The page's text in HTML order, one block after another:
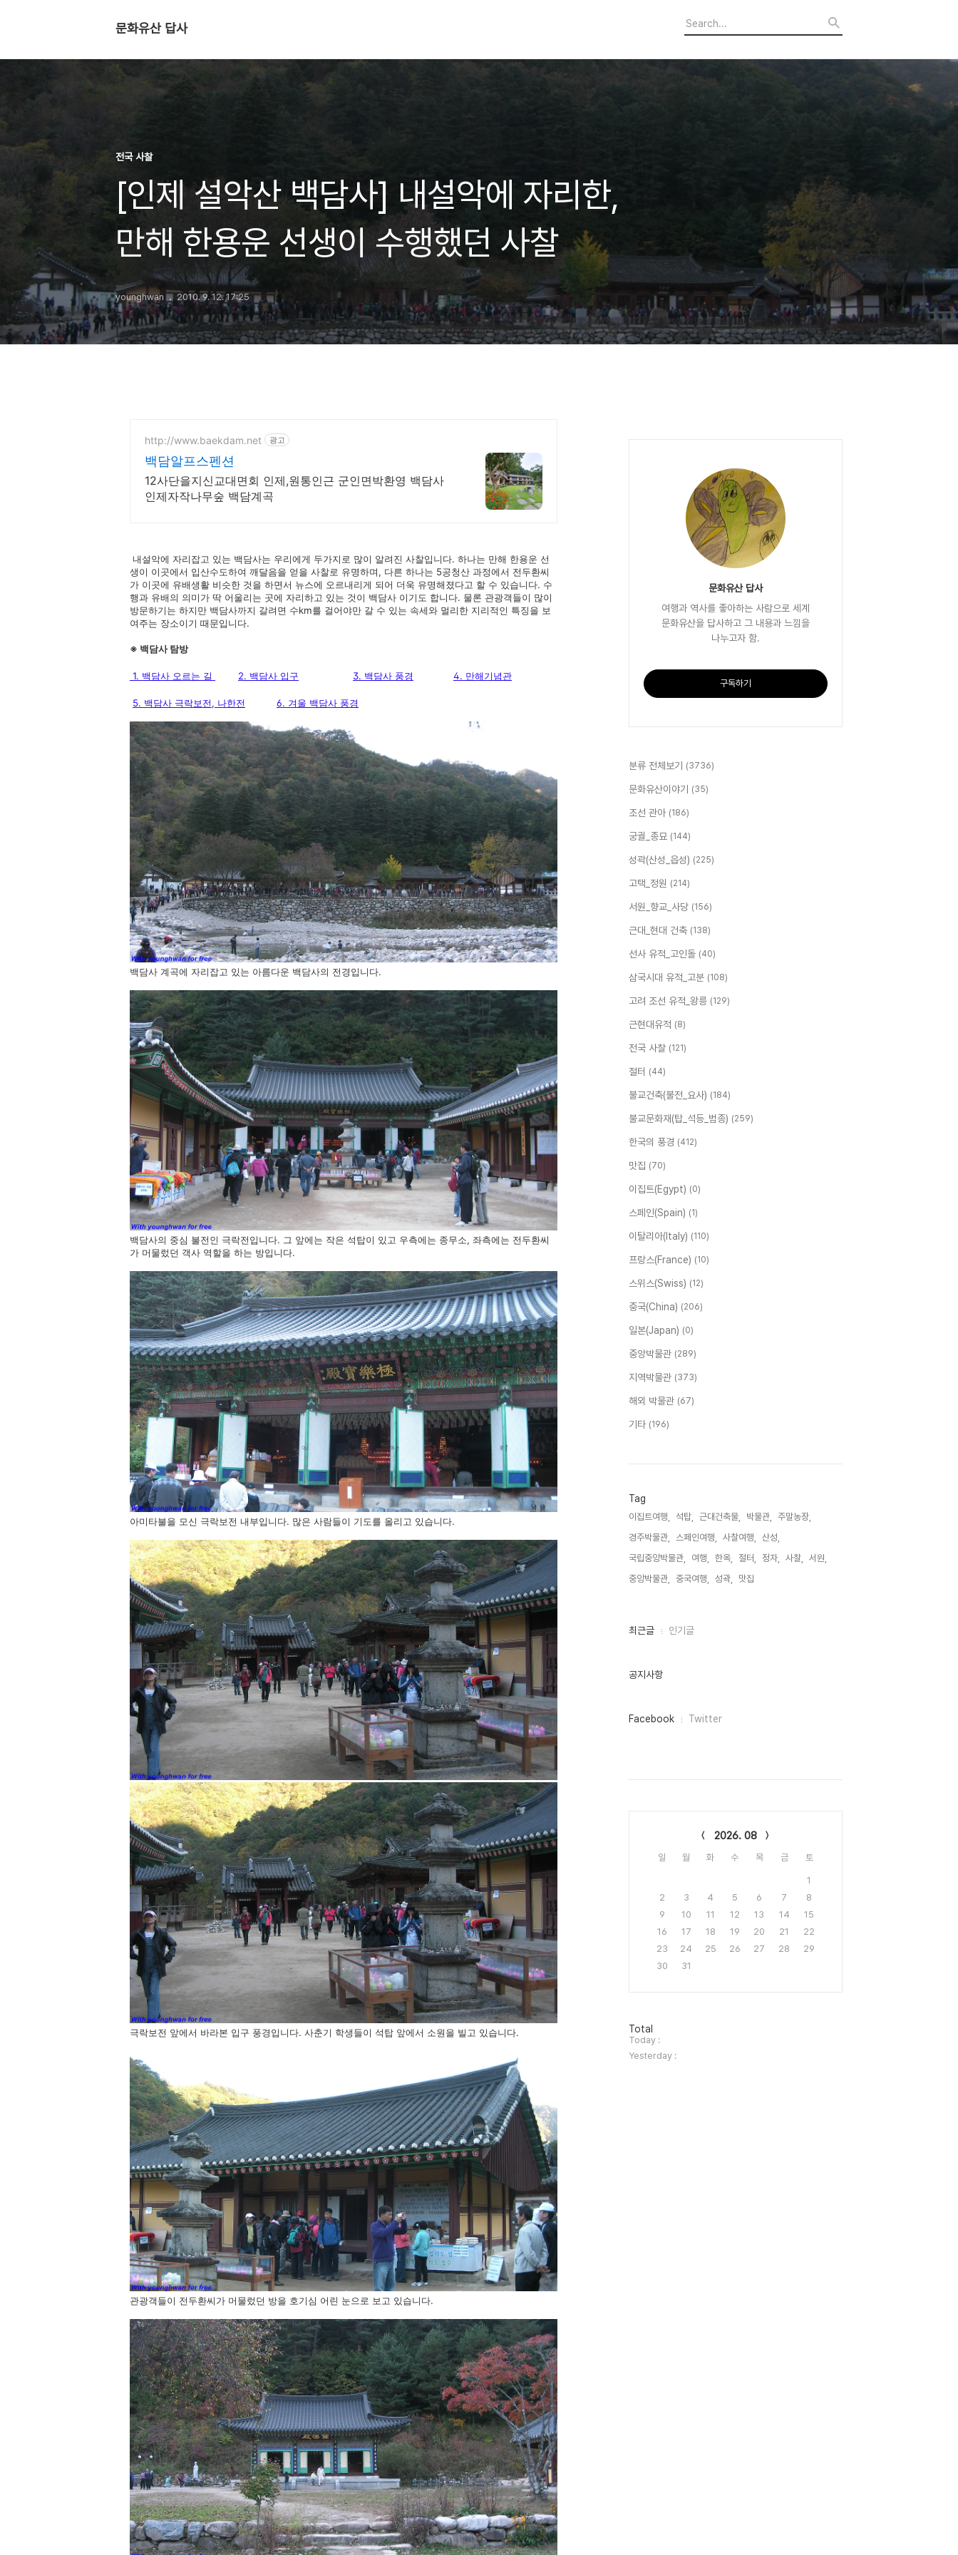
문화유산 답사
전국 사찰
[인제 설악산 백담사] 내설악에 자리한,
만해 한용운 선생이 수행했던 사찰
younghwan 2010. 9. 12. 17:25
http://www.baekdam.net 광고
백담알프스펜션
12사단을지신교대면회 인제,원통인근 군인면박환영 백담사
인제자작나무숲 백담계곡
내설악에 자리잡고 있는 백담사는 우리에게 두가지로 많이 알려진 사찰입니다. 하나는 만해 한용운 선
생이 이곳에서 입산수도하여 깨달음을 얻을 사찰로 유명하며, 다른 하나는 5공청산 과정에서 전두환씨
가 이곳에 유배생활 비슷한 것을 하면서 뉴스에 오르내리게 되어 더욱 유명해졌다고 할 수 있습니다. 수
행과 유배의 의미가 딱 어울리는 곳에 자리하고 있는 것이 백담사 이기도 합니다. 물론 관광객들이 많이
방문하기는 하지만 백담사까지 갈려면 수km를 걸어야만 갈 수 있는 속세와 멀리한 지리적인 특징을 보
여주는 장소이기 때문입니다.
※ 백담사 탐방
1. 백담사 오르는 길 2. 백담사 입구 3. 백담사 풍경 4. 만해기념관
5. 백담사 극락보전, 나한전 6. 겨울 백담사 풍경
백담사 계곡에 자리잡고 있는 아름다운 백담사의 전경입니다.
백담사의 중심 불전인 극락전입니다. 그 앞에는 작은 석탑이 있고 우측에는 종무소, 좌측에는 전두환씨
가 머물렀던 객사 역할을 하는 방입니다.
아미타불을 모신 극락보전 내부입니다. 많은 사람들이 기도를 올리고 있습니다.
극락보전 앞에서 바라본 입구 풍경입니다. 사춘기 학생들이 석탑 앞에서 소원을 빌고 있습니다.
관광객들이 전두환씨가 머물렀던 방을 호기심 어린 눈으로 보고 있습니다.
문화유산 답사
여행과 역사를 좋아하는 사람으로 세계
문화유산을 답사하고 그 내용과 느낌을
나누고자 함.
구독하기
분류 전체보기 (3736)
문화유산이야기 (35)
조선 관아 (186)
궁궐_종묘 (144)
성곽(산성_읍성) (225)
고택_정원 (214)
서원_향교_사당 (156)
근대_현대 건축 (138)
선사 유적_고인돌 (40)
삼국시대 유적_고분 (108)
고려 조선 유적_왕릉 (129)
근현대유적 (8)
전국 사찰 (121)
절터 (44)
불교건축(불전_요사) (184)
불교문화재(탑_석등_범종) (259)
한국의 풍경 (412)
맛집 (70)
이집트(Egypt) (0)
스페인(Spain) (1)
이탈리아(Italy) (110)
프랑스(France) (10)
스위스(Swiss) (12)
중국(China) (206)
일본(Japan) (0)
중앙박물관 (289)
지역박물관 (373)
해외 박물관 (67)
기타 (196)
Tag
이집트여행, 석탑, 근대건축물, 박물관,
주말농장,
경주박물관,
스페인여행, 사찰여행,
산성,
국립중앙박물관,
여행, 한옥, 절터, 정자, 사찰,
서원,
중앙박물관,
중국여행, 성곽, 맛집,
최
인
최근글 인기글
공지사항
페
Facebook Twitter
2026. 08
일 월 화 수 목 금 토
1
2
3 4 5 6 7
8
9
10 11 12 13 14
15
16
17 18 19 20 21
22
23
24 25 26 27 28
29
30
31
방
문
자
수
Total
Today :
Yesterday :